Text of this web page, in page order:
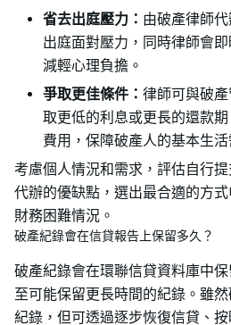
省去出庭壓力： 由破產律師
出庭面對壓力，同時律師會
減輕心理負擔。
爭取更佳條件： 律師可與破
取更低的利息或更長的還款
費用，保障破產人的基本生活
考慮個人情況和需求，評估自行
代辦的優缺點，選出最合適的方
財務困難情況。
破產紀錄會在信貸報告上保留多久？
破產紀錄會在環聯信貸資料庫中
至可能保留更長時間的紀錄。雖
紀錄，但可透過逐步恢復信貸、